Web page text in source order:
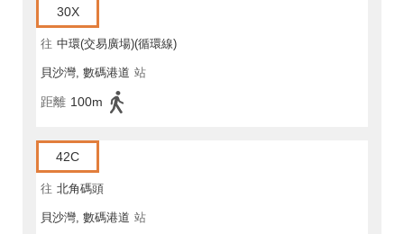
30X
往 中環(交易廣場)(循環線)
貝沙灣, 數碼港道 站
距離 100m
42C
往 北角碼頭
貝沙灣, 數碼港道 站